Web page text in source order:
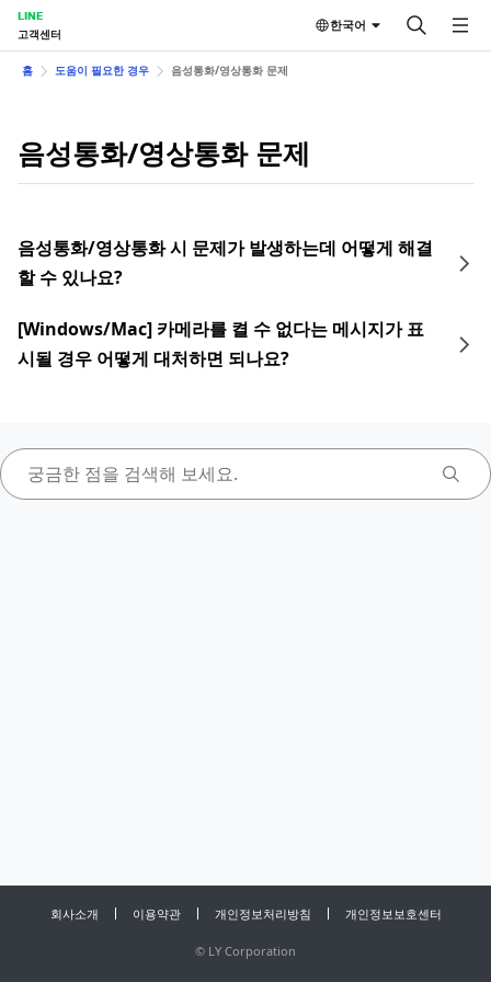
LINE
고객센터
한국어
홈 도움이 필요한 경우 음성통화/영상통화 문제
음성통화/영상통화 문제
음성통화/영상통화 시 문제가 발생하는데 어떻게 해결
할 수 있나요?
[Windows/Mac] 카메라를 켤 수 없다는 메시지가 표
시될 경우 어떻게 대처하면 되나요?
회사소개 이용약관 개인정보처리방침 개인정보보호센터
© LY Corporation